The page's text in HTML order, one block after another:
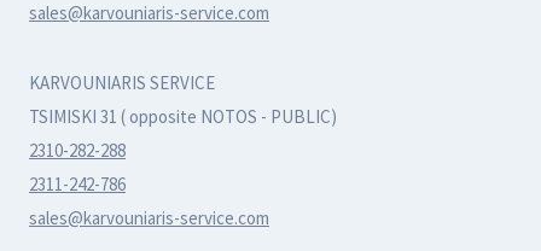
sales@karvouniaris-service.com
KARVOUNIARIS SERVICE
TSIMISKI 31 ( opposite NOTOS - PUBLIC)
2310-282-288
2311-242-786
sales@karvouniaris-service.com